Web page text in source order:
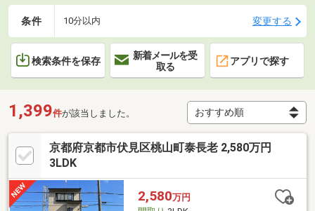
条件 10分以内 変更する
検索条件を保存
新着メールを受
取る
アプリで探す
1,399件が該当しました。
京都府京都市伏見区桃山町泰長老 2,580万円
3LDK
2,580万円